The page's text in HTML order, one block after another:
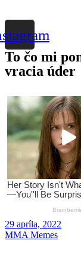
To čo mi
vracia úder
29 apríla, 2022
MMA Memes